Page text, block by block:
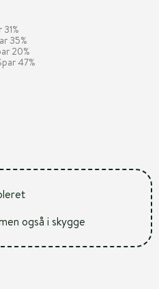
31%
35%
20%
47%
også i skygge